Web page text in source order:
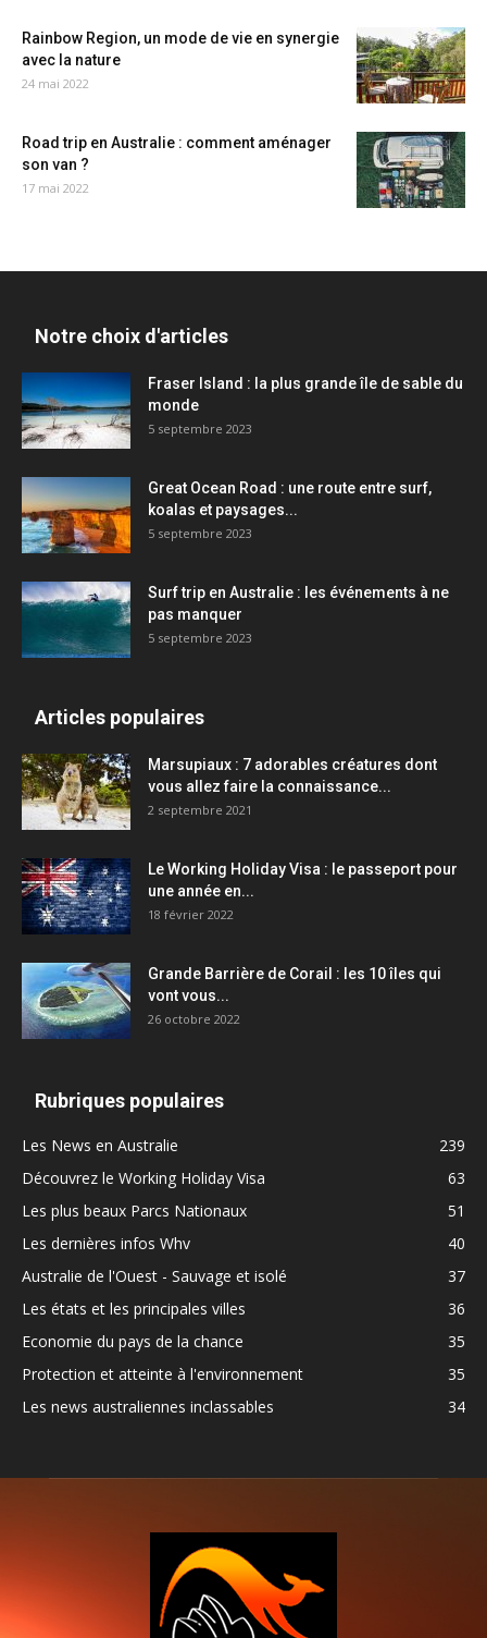
Rainbow Region, un mode de vie en synergie
avec la nature
24 mai 2022
Road trip en Australie : comment aménager
son van ?
17 mai 2022
Notre choix d'articles
Fraser Island : la plus grande île de sable du
monde
5 septembre 2023
Great Ocean Road : une route entre surf,
koalas et paysages...
5 septembre 2023
Surf trip en Australie : les événements à ne
pas manquer
5 septembre 2023
Articles populaires
Marsupiaux : 7 adorables créatures dont
vous allez faire la connaissance...
2 septembre 2021
Le Working Holiday Visa : le passeport pour
une année en...
18 février 2022
Grande Barrière de Corail : les 10 îles qui
vont vous...
26 octobre 2022
Rubriques populaires
Les News en Australie
239
Découvrez le Working Holiday Visa
63
Les plus beaux Parcs Nationaux
51
Les dernières infos Whv
40
Australie de l'Ouest - Sauvage et isolé
37
Les états et les principales villes
36
Economie du pays de la chance
35
Protection et atteinte à l'environnement
35
Les news australiennes inclassables
34